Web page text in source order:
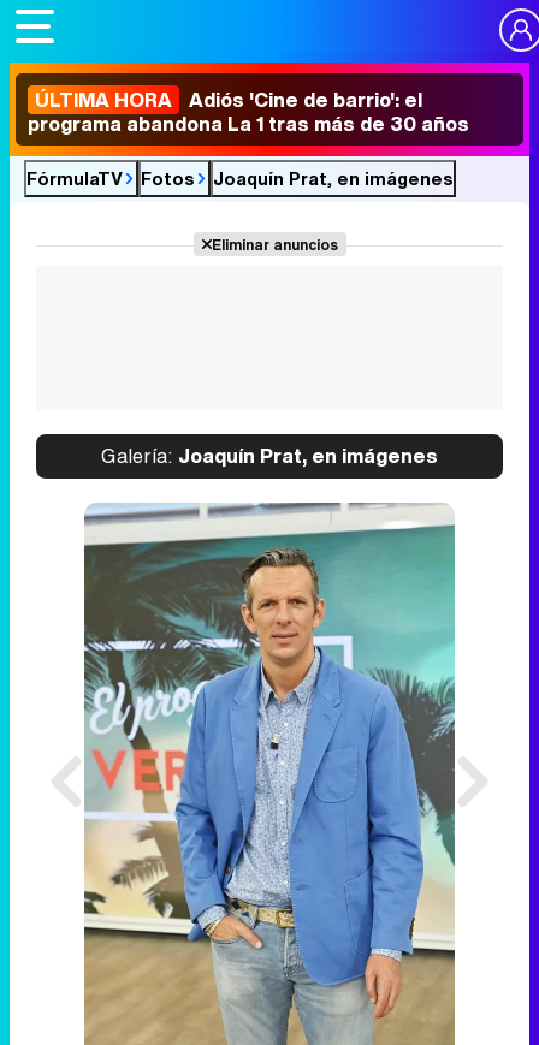
ÚLTIMA HORA Adiós 'Cine de barrio': el
programa abandona La 1 tras más de 30 años
FórmulaTV Fotos Joaquín Prat, en imágenes
Eliminar anuncios
Galería: Joaquín Prat, en imágenes